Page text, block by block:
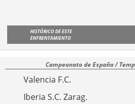
HISTÓRICO DE ESTE
ENFRENTAMIENTO
Campeonato de España /
Valencia F.C.
Iberia S.C. Zarag.